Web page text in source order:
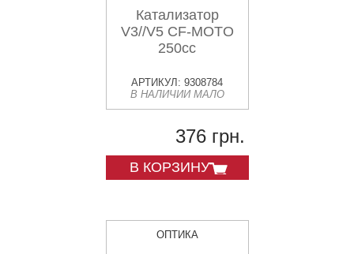
Катализатор
V3//V5 CF-MOTO
250сс
АРТИКУЛ: 9308784
В НАЛИЧИИ МАЛО
376 грн.
В КОРЗИНУ
ОПТИКА